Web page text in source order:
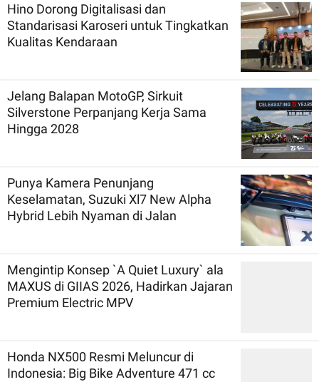
Hino Dorong Digitalisasi dan
Standarisasi Karoseri untuk Tingkatkan
Kualitas Kendaraan
Jelang Balapan MotoGP, Sirkuit
Silverstone Perpanjang Kerja Sama
Hingga 2028
Punya Kamera Penunjang
Keselamatan, Suzuki Xl7 New Alpha
Hybrid Lebih Nyaman di Jalan
Mengintip Konsep `A Quiet Luxury` ala
MAXUS di GIIAS 2026, Hadirkan Jajaran
Premium Electric MPV
Honda NX500 Resmi Meluncur di
Indonesia: Big Bike Adventure 471 cc